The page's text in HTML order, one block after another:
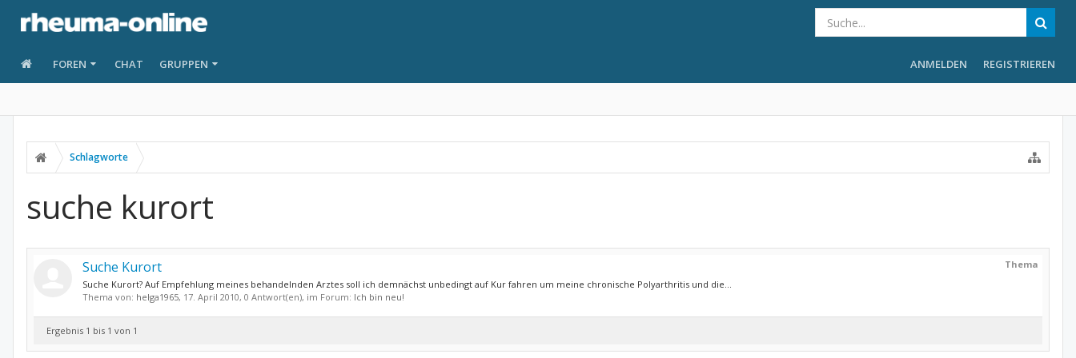
FOREN CHAT GRUPPEN ANMELDEN REGISTRIEREN
Schlagworte
suche kurort
Thema
Suche Kurort
Suche Kurort? Auf Empfehlung meines behandelnden Arztes soll ich demnächst unbedingt auf Kur fahren um meine chronische Polyarthritis und die...
Thema von: helga1965, 17. April 2010, 0 Antwort(en), im Forum: Ich bin neu!
Ergebnis 1 bis 1 von 1